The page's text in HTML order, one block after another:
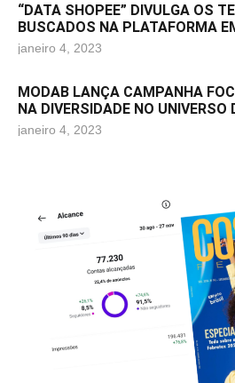
“DATA SHOPEE” DIVULGA OS
BUSCADOS NA PLATAFORMA
janeiro 4, 2023
MODAB LANÇA CAMPANHA
NA DIVERSIDADE NO UNIVERSO
janeiro 4, 2023